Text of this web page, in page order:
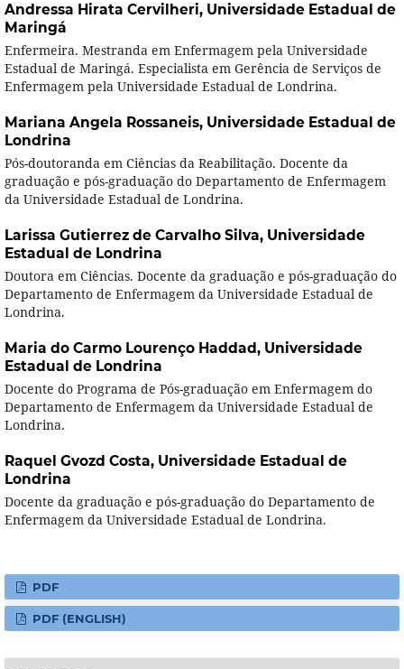
Andressa Hirata Cervilheri, Universidade Estadual de
Maringá
Enfermeira. Mestranda em Enfermagem pela Universidade
Estadual de Maringá. Especialista em Gerência de Serviços de
Enfermagem pela Universidade Estadual de Londrina.
Mariana Angela Rossaneis, Universidade Estadual de
Londrina
Pós-doutoranda em Ciências da Reabilitação. Docente da
graduação e pós-graduação do Departamento de Enfermagem
da Universidade Estadual de Londrina.
Larissa Gutierrez de Carvalho Silva, Universidade
Estadual de Londrina
Doutora em Ciências. Docente da graduação e pós-graduação do
Departamento de Enfermagem da Universidade Estadual de
Londrina.
Maria do Carmo Lourenço Haddad, Universidade
Estadual de Londrina
Docente do Programa de Pós-graduação em Enfermagem do
Departamento de Enfermagem da Universidade Estadual de
Londrina.
Raquel Gvozd Costa, Universidade Estadual de
Londrina
Docente da graduação e pós-graduação do Departamento de
Enfermagem da Universidade Estadual de Londrina.
PDF
PDF (ENGLISH)